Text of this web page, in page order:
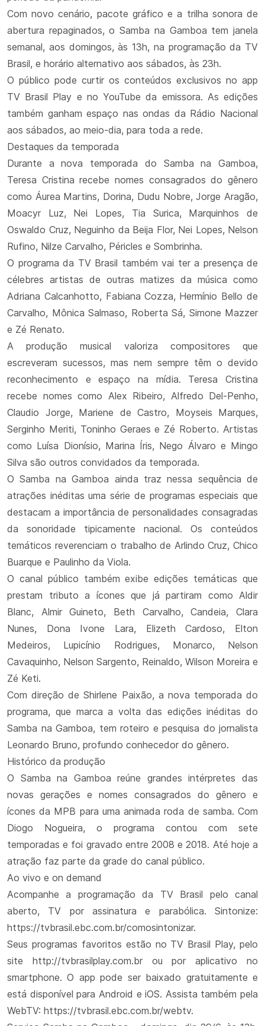
Com novo cenário, pacote gráfico e a trilha sonora de
abertura repaginados, o Samba na Gamboa tem janela
semanal, aos domingos, às 13h, na programação da TV
Brasil, e horário alternativo aos sábados, às 23h.
O público pode curtir os conteúdos exclusivos no app
TV Brasil Play e no YouTube da emissora. As edições
também ganham espaço nas ondas da Rádio Nacional
aos sábados, ao meio-dia, para toda a rede.
Destaques da temporada
Durante a nova temporada do Samba na Gamboa,
Teresa Cristina recebe nomes consagrados do gênero
como Áurea Martins, Dorina, Dudu Nobre, Jorge Aragão,
Moacyr Luz, Nei Lopes, Tia Surica, Marquinhos de
Oswaldo Cruz, Neguinho da Beija Flor, Nei Lopes, Nelson
Rufino, Nilze Carvalho, Péricles e Sombrinha.
O programa da TV Brasil também vai ter a presença de
célebres artistas de outras matizes da música como
Adriana Calcanhotto, Fabiana Cozza, Hermínio Bello de
Carvalho, Mônica Salmaso, Roberta Sá, Simone Mazzer
e Zé Renato.
A produção musical valoriza compositores que
escreveram sucessos, mas nem sempre têm o devido
reconhecimento e espaço na mídia. Teresa Cristina
recebe nomes como Alex Ribeiro, Alfredo Del-Penho,
Claudio Jorge, Mariene de Castro, Moyseis Marques,
Serginho Meriti, Toninho Geraes e Zé Roberto. Artistas
como Luísa Dionísio, Marina Íris, Nego Álvaro e Mingo
Silva são outros convidados da temporada.
O Samba na Gamboa ainda traz nessa sequência de
atrações inéditas uma série de programas especiais que
destacam a importância de personalidades consagradas
da sonoridade tipicamente nacional. Os conteúdos
temáticos reverenciam o trabalho de Arlindo Cruz, Chico
Buarque e Paulinho da Viola.
O canal público também exibe edições temáticas que
prestam tributo a ícones que já partiram como Aldir
Blanc, Almir Guineto, Beth Carvalho, Candeia, Clara
Nunes, Dona Ivone Lara, Elizeth Cardoso, Elton
Medeiros, Lupicínio Rodrigues, Monarco, Nelson
Cavaquinho, Nelson Sargento, Reinaldo, Wilson Moreira e
Zé Keti.
Com direção de Shirlene Paixão, a nova temporada do
programa, que marca a volta das edições inéditas do
Samba na Gamboa, tem roteiro e pesquisa do jornalista
Leonardo Bruno, profundo conhecedor do gênero.
Histórico da produção
O Samba na Gamboa reúne grandes intérpretes das
novas gerações e nomes consagrados do gênero e
ícones da MPB para uma animada roda de samba. Com
Diogo Nogueira, o programa contou com sete
temporadas e foi gravado entre 2008 e 2018. Até hoje a
atração faz parte da grade do canal público.
Ao vivo e on demand
Acompanhe a programação da TV Brasil pelo canal
aberto, TV por assinatura e parabólica. Sintonize:
https://tvbrasil.ebc.com.br/comosintonizar.
Seus programas favoritos estão no TV Brasil Play, pelo
site http://tvbrasilplay.com.br ou por aplicativo no
smartphone. O app pode ser baixado gratuitamente e
está disponível para Android e iOS. Assista também pela
WebTV: https://tvbrasil.ebc.com.br/webtv.